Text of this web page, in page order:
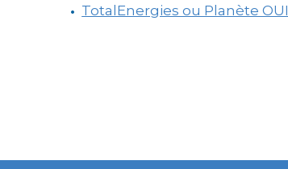
TotalEnergies ou Planète OUI